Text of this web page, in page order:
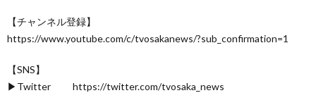
【チャンネル登録】
https://www.youtube.com/c/tvosakanews/?sub_confirmation=1
【SNS】
▶Twitter https://twitter.com/tvosaka_news